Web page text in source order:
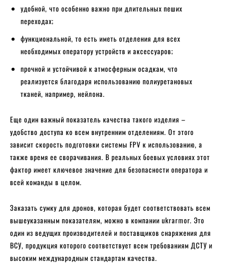
удобной, что особенно важно при длительных пеших
переходах;
функциональной, то есть иметь отделения для всех
необходимых оператору устройств и аксессуаров;
прочной и устойчивой к атмосферным осадкам, что
реализуется благодаря использованию полиуретановых
тканей, например, нейлона.
Еще один важный показатель качества такого изделия –
удобство доступа ко всем внутренним отделениям. От этого
зависит скорость подготовки системы FPV к использованию, а
также время ее сворачивания. В реальных боевых условиях этот
фактор имеет ключевое значение для безопасности оператора и
всей команды в целом.
Заказать сумку для дронов, которая будет соответствовать всем
вышеуказанным показателям, можно в компании ukrarmor. Это
один из ведущих производителей и поставщиков снаряжения для
ВСУ, продукция которого соответствует всем требованиям ДСТУ и
высоким международным стандартам качества.